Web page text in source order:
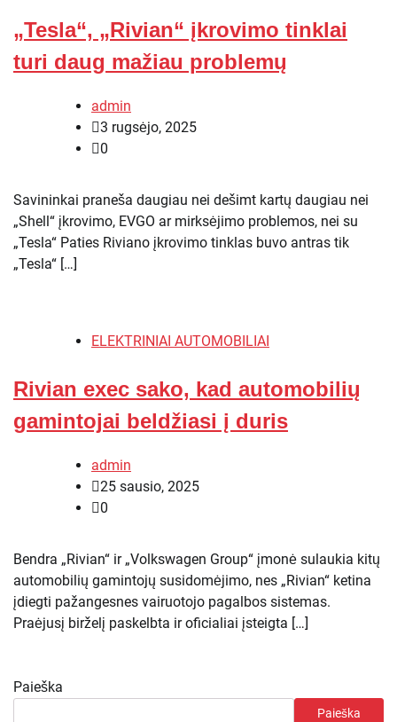
„Tesla“, „Rivian“ įkrovimo tinklai
turi daug mažiau problemų
admin
3 rugsėjo, 2025
0
Savininkai praneša daugiau nei dešimt kartų daugiau nei
„Shell“ įkrovimo, EVGO ar mirksėjimo problemos, nei su
„Tesla“ Paties Riviano įkrovimo tinklas buvo antras tik
„Tesla“ […]
ELEKTRINIAI AUTOMOBILIAI
Rivian exec sako, kad automobilių
gamintojai beldžiasi į duris
admin
25 sausio, 2025
0
Bendra „Rivian“ ir „Volkswagen Group“ įmonė sulaukia kitų
automobilių gamintojų susidomėjimo, nes „Rivian“ ketina
įdiegti pažangesnes vairuotojo pagalbos sistemas.
Praėjusį birželį paskelbta ir oficialiai įsteigta […]
Paieška
Paieška